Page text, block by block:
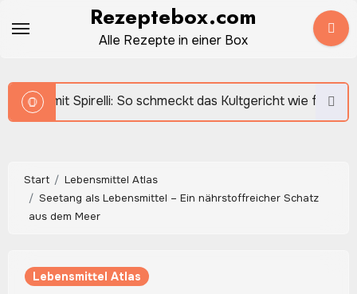
Inhalt
Rezeptebox.com
Alle Rezepte in einer Box
schmeckt das Kultgericht wie früher
Start
Lebensmittel Atlas
Seetang als Lebensmittel – Ein nährstoffreicher Schatz
aus dem Meer
Lebensmittel Atlas